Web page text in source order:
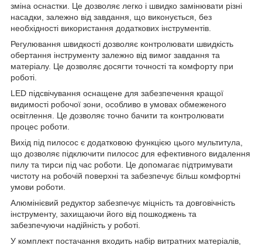
зміна оснастки. Це дозволяє легко і швидко замінювати різні
насадки, залежно від завдання, що виконується, без
необхідності використання додаткових інструментів.
Регулювання швидкості дозволяє контролювати швидкість
обертання інструменту залежно від вимог завдання та
матеріалу. Це дозволяє досягти точності та комфорту при
роботі.
LED підсвічування оснащене для забезпечення кращої
видимості робочої зони, особливо в умовах обмеженого
освітлення. Це дозволяє точно бачити та контролювати
процес роботи.
Вихід під пилосос є додатковою функцією цього мультитула,
що дозволяє підключити пилосос для ефективного видалення
пилу та тирси під час роботи. Це допомагає підтримувати
чистоту на робочій поверхні та забезпечує більш комфортні
умови роботи.
Алюмінієвий редуктор забезпечує міцність та довговічність
інструменту, захищаючи його від пошкоджень та
забезпечуючи надійність у роботі.
У комплект постачання входить набір витратних матеріалів,